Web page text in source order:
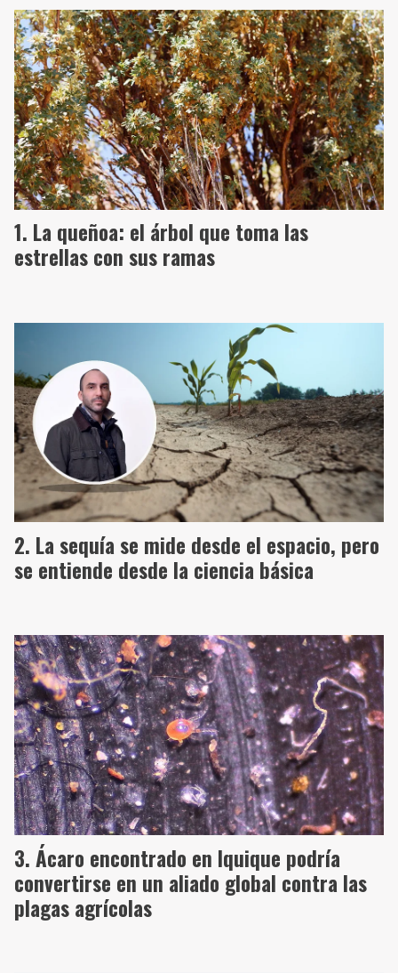
La queñoa: el árbol que toma las
estrellas con sus ramas
La sequía se mide desde el espacio, pero
se entiende desde la ciencia básica
Ácaro encontrado en Iquique podría
convertirse en un aliado global contra las
plagas agrícolas